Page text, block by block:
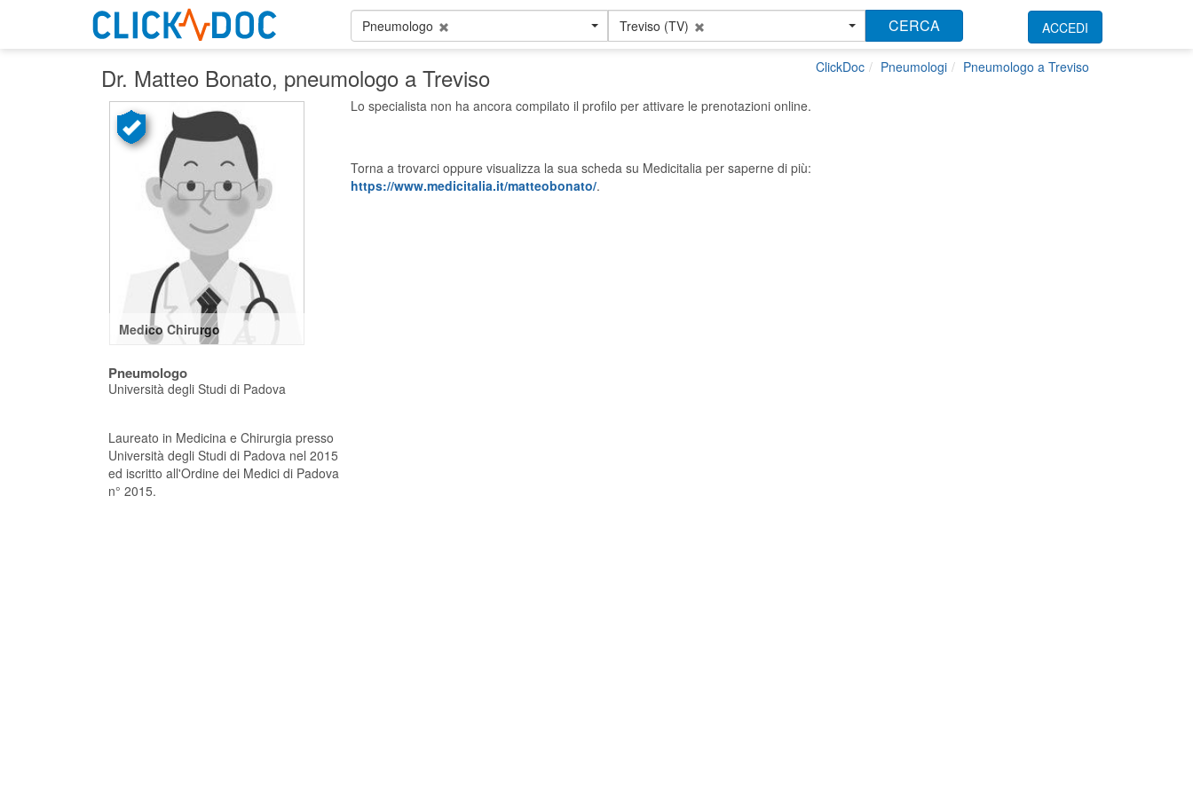
Pneumologo Treviso (TV) CERCA ACCEDI
Dr. Matteo Bonato, pneumologo a Treviso ClickDoc Pneumologi Pneumologo a Treviso
Medico Chirurgo
Pneumologo
Università degli Studi di Padova
Laureato in Medicina e Chirurgia presso
Università degli Studi di Padova nel 2015
ed iscritto all'Ordine dei Medici di Padova
n° 2015.
Lo specialista non ha ancora compilato il profilo per attivare le prenotazioni online.
Torna a trovarci oppure visualizza la sua scheda su Medicitalia per saperne di più:
https://www.medicitalia.it/matteobonato/.